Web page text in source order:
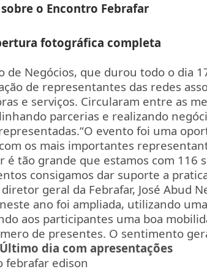
o Encontro Febrafar
fotográfica completa
de Negócios, que durou todo o dia
de representantes das redes
e serviços. Circularam entre as
parcerias e realizando
“O evento foi uma
os mais importantes
é tão grande que estamos com 116
consigamos dar suporte a
geral da Febrafar, José Abud
ano foi ampliada, utilizando
aos participantes uma boa
de presentes. O sentimento
Último dia com apresentações